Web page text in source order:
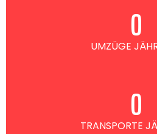
UMZÜGE0
TRANSPORTE
0